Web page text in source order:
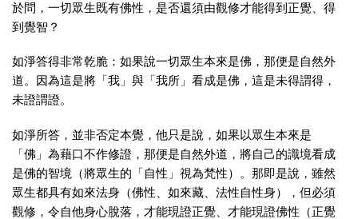
於問，一切眾生既有佛性，是否還須由觀修才能得到正覺、得
到覺智？
如淨答得非常乾脆：如果說一切眾生本來是佛，那便是自然外
道。因為這是將「我」與「我所」看成是佛，這是未得謂得，
未證謂證。
如淨所答，並非否定本覺，他只是說，如果以眾生本來是
「佛」為藉口不作修證，那便是自然外道，將自己的識境看成
是佛的智境（將眾生的「自性」視為梵性）。那即是說，雖然
眾生都具有如來法身（佛性、如來藏、法性自性身），但必須
觀修，令自他身心脫落，才能現證正覺、才能現證佛性（正覺